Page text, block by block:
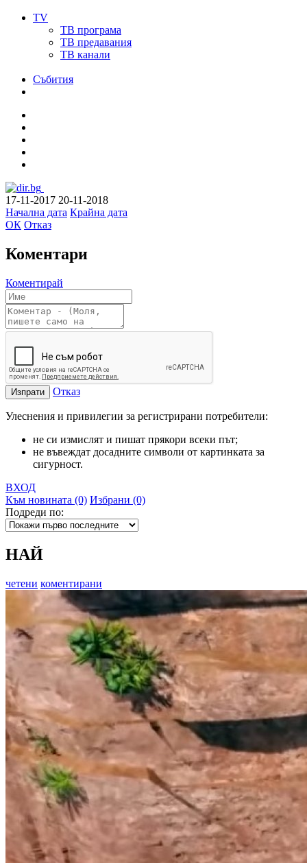
TV
ТВ програма
ТВ предавания
ТВ канали
Събития
17-11-2017 20-11-2018
Начална дата Крайна дата
ОК Отказ
Коментари
Коментирай
Изпрати Отказ
Улеснения и привилегии за регистрирани потребители:
не си измислят и пишат прякори всеки път;
не въвеждат досадните символи от картинката за
сигурност.
ВХОД
Към новината (0) Избрани (0)
Подреди по:
НАЙ
четени коментирани